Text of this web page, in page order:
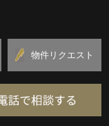
物件リクエスト